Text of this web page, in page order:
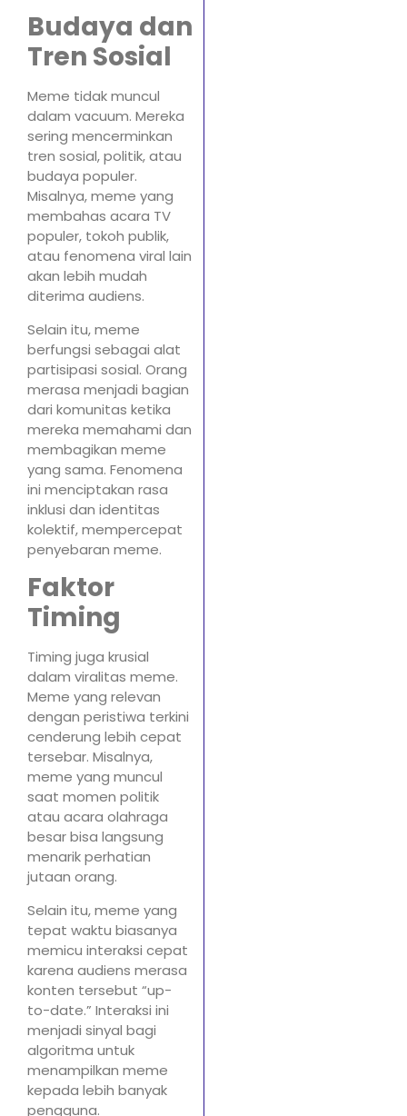
Budaya dan
Tren Sosial
Meme tidak muncul
dalam vacuum. Mereka
sering mencerminkan
tren sosial, politik, atau
budaya populer.
Misalnya, meme yang
membahas acara TV
populer, tokoh publik,
atau fenomena viral lain
akan lebih mudah
diterima audiens.
Selain itu, meme
berfungsi sebagai alat
partisipasi sosial. Orang
merasa menjadi bagian
dari komunitas ketika
mereka memahami dan
membagikan meme
yang sama. Fenomena
ini menciptakan rasa
inklusi dan identitas
kolektif, mempercepat
penyebaran meme.
Faktor
Timing
Timing juga krusial
dalam viralitas meme.
Meme yang relevan
dengan peristiwa terkini
cenderung lebih cepat
tersebar. Misalnya,
meme yang muncul
saat momen politik
atau acara olahraga
besar bisa langsung
menarik perhatian
jutaan orang.
Selain itu, meme yang
tepat waktu biasanya
memicu interaksi cepat
karena audiens merasa
konten tersebut “up-
to-date.” Interaksi ini
menjadi sinyal bagi
algoritma untuk
menampilkan meme
kepada lebih banyak
pengguna.